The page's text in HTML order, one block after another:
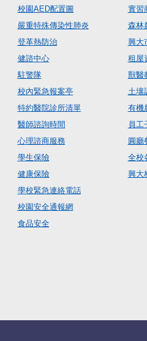
校園AED配置圖
嚴重特殊傳染性肺炎
登革熱防治
健諮中心
駐警隊
校內緊急報案亭
特約醫院診所清單
醫師諮詢時間
心理諮商服務
學生保險
健康保險
學校緊急連絡電話
校園安全通報網
食品安全
實習
森林
興大
租屋
獸醫
土壤
有機
員工
圓廳
全校
興大